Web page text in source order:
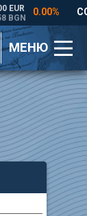
МЕНЮ